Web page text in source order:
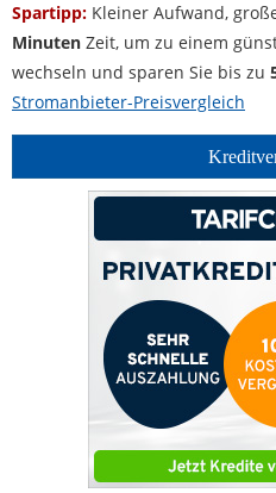
Spartipp: Kleiner Aufwand,
Minuten Zeit, um zu einem
wechseln und sparen Sie bis zu
Stromanbieter-Preisvergleich